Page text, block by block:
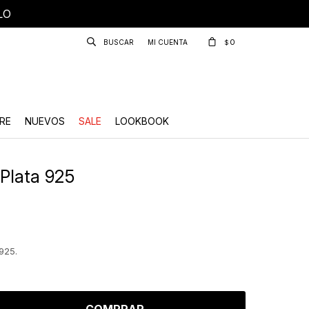
NUEVOS SALE LOOKBOOK
$ 0
925